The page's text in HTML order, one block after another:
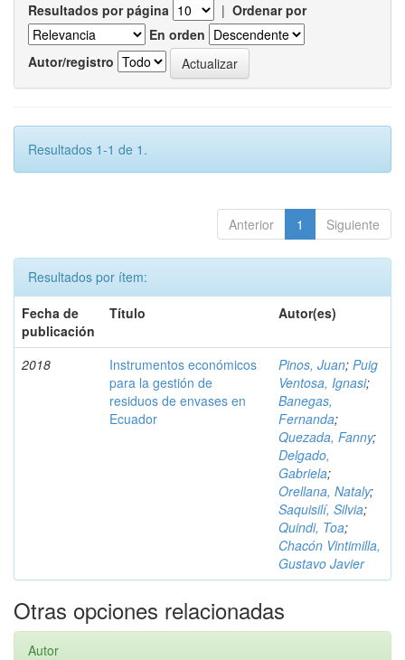
Resultados por página | Ordenar por
En orden
Autor/registro
Resultados 1-1 de 1.
Anterior 1 Siguiente
Resultados por ítem:
Fecha de
publicación
Título Autor(es)
2018
Instrumentos económicos
para la gestión de
residuos de envases en
Ecuador
Pinos, Juan; Puig
Ventosa, Ignasi;
Banegas,
Fernanda;
Quezada, Fanny;
Delgado,
Gabriela;
Orellana, Nataly;
Saquisilí, Silvia;
Quindi, Toa;
Chacón Vintimilla,
Gustavo Javier
Otras opciones relacionadas
Autor